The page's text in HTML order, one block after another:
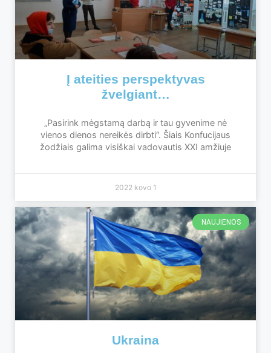
Į ateities perspektyvas
žvelgiant…
„Pasirink mėgstamą darbą ir tau gyvenime nė
vienos dienos nereikės dirbti“. Šiais Konfucijaus
žodžiais galima visiškai vadovautis XXI amžiuje
2022 kovo 1
NAUJIENOS
Ukraina